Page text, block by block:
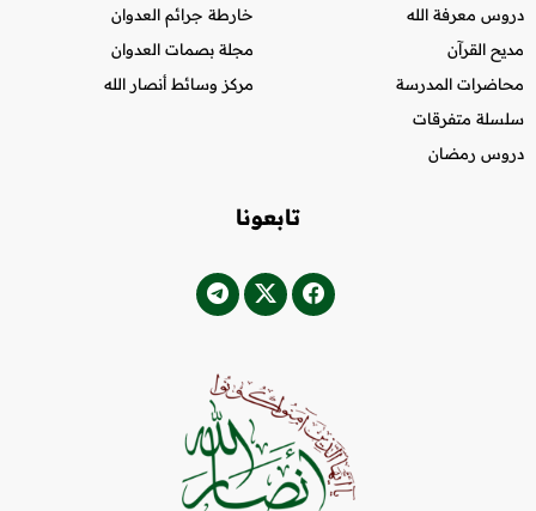
دروس معرفة الله
مديح القرآن
محاضرات المدرسة
سلسلة متفرقات
دروس رمضان
خارطة جرائم العدوان
مجلة بصمات العدوان
مركز وسائط أنصار الله
تابعونا